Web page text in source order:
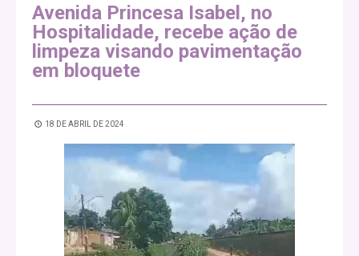
Avenida Princesa Isabel, no
Hospitalidade, recebe ação de
limpeza visando pavimentação
em bloquete
18 DE ABRIL DE 2024